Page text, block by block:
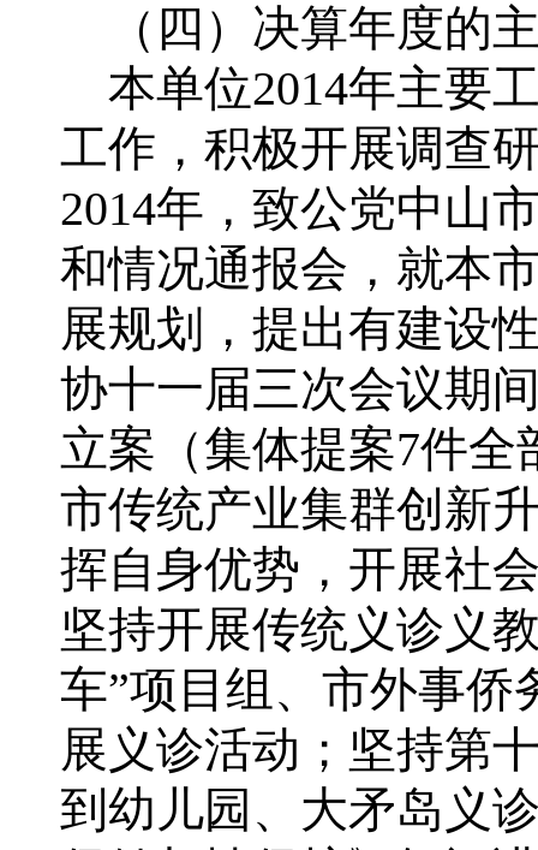
（四）决算年度的
本单位2014年主要
工作，积极开展调查
2014年，致公党中山
和情况通报会，就本
展规划，提出有建设
协十一届三次会议期
立案（集体提案7件
市传统产业集群创新
挥自身优势，开展社
坚持开展传统义诊义
车”项目组、市外事
展义诊活动；坚持第
到幼儿园、大矛岛义